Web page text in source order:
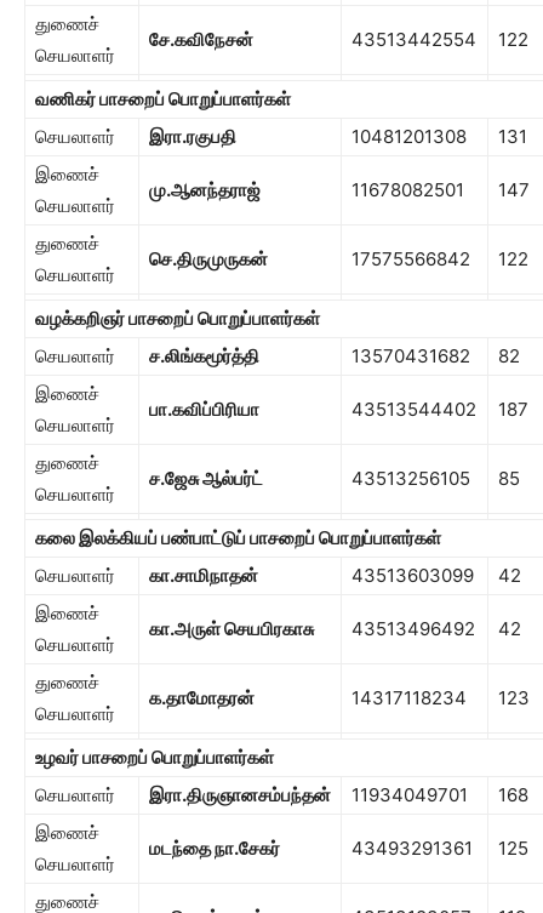
துணைச்
செயலாளர்
சே.கவிநேசன் 43513442554 122
வணிகர் பாசறைப் பொறுப்பாளர்கள்
செயலாளர்
இரா.ரகுபதி 10481201308
131
இணைச்
செயலாளர்
மு.ஆனந்தராஜ் 11678082501 147
துணைச்
செயலாளர்
செ.திருமுருகன் 17575566842 122
வழக்கறிஞர் பாசறைப் பொறுப்பாளர்கள்
செயலாளர்
ச.லிங்கமூர்த்தி 13570431682
82
இணைச்
செயலாளர்
பா.கவிப்பிரியா 43513544402 187
துணைச்
செயலாளர்
ச.ஜேசு ஆல்பர்ட் 43513256105 85
கலை இலக்கியப் பண்பாட்டுப் பாசறைப் பொறுப்பாளர்கள்
செயலாளர்
கா.சாமிநாதன் 43513603099
42
இணைச்
செயலாளர்
கா.அருள் செயபிரகாசு 43513496492 42
துணைச்
செயலாளர்
க.தாமோதரன் 14317118234 123
உழவர் பாசறைப் பொறுப்பாளர்கள்
செயலாளர்
இரா.திருஞானசம்பந்தன் 11934049701
168
இணைச்
செயலாளர்
மடந்தை நா.சேகர் 43493291361 125
துணைச்